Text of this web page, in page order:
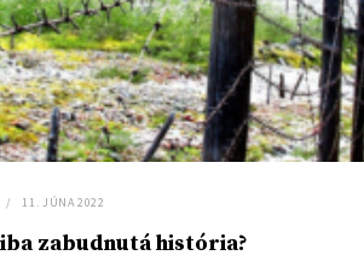
11. JÚNA 2022
zabudnutá história?